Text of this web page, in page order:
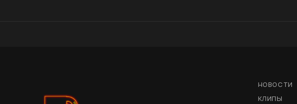
НОВОСТИ
КЛИПЫ